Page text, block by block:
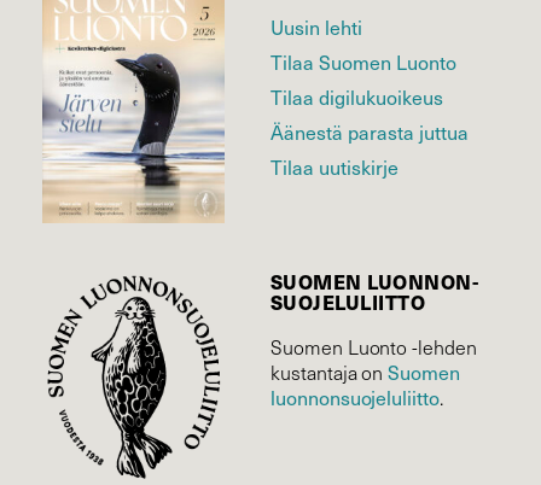
Uusin lehti
Tilaa Suomen Luonto
Tilaa digilukuoikeus
Äänestä parasta juttua
Tilaa uutiskirje
SUOMEN LUONNON­
SUOJELU­LIITTO
Suomen Luonto -lehden
kustantaja onSuomen
luonnonsuojelu­liitto.